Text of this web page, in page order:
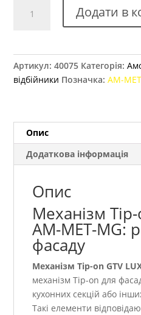
AM-
MET-
Додати в
Артикул:40075 Категорія:
відбійники Позначка:AM-
Опис
Додаткова інформація
Опис
Механізм Tip-
AM-MET-MG:
фасаду
Механізм Tip-on GTV
механізм Tip-on для
кухонних секцій або
Такі елементи